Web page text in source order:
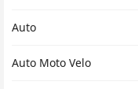
Auto
Auto Moto Velo